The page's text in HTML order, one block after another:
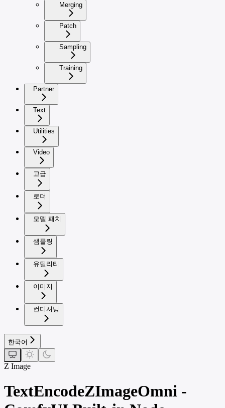
Merging
Patch
Sampling
Training
Partner
Text
Utilities
Video
고급
로더
모델 패치
샘플링
유틸리티
이미지
컨디셔닝
한국어
Z Image
TextEncodeZImageOmni -